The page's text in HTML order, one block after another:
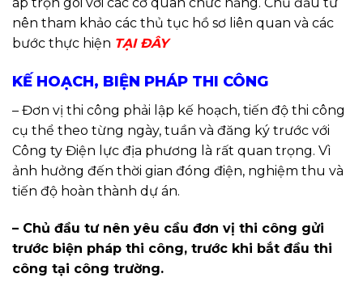
nên tham khảo các thủ tục hồ sơ liên quan và các
bước thực hiện TẠI ĐÂY
KẾ HOẠCH, BIỆN PHÁP THI CÔNG
– Đơn vị thi công phải lập kế hoạch, tiến độ thi công
cụ thể theo từng ngày, tuần và đăng ký trước với
Công ty Điện lực địa phương là rất quan trọng. Vì
ảnh hưởng đến thời gian đóng điện, nghiệm thu và
tiến độ hoàn thành dự án.
– Chủ đầu tư nên yêu cầu đơn vị thi công gửi
trước biện pháp thi công, trước khi bắt đầu thi
công tại công trường.